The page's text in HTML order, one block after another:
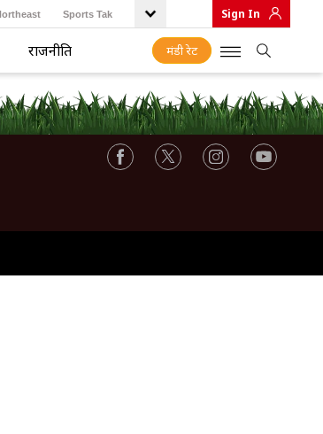
Sports Tak Sign In
राजनीति मंडी रेट